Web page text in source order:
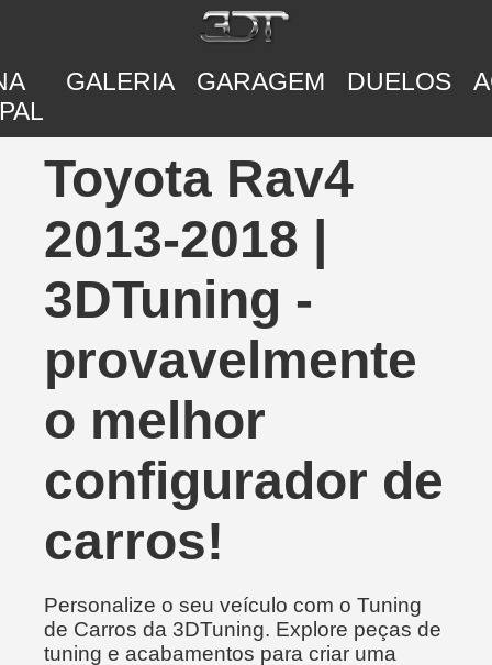
GALERIA GARAGEM DUELOS
Toyota Rav4
2013-2018 |
3DTuning -
provavelmente
o melhor
configurador de
carros!
Personalize o seu veículo com o Tuning
de Carros da 3DTuning. Explore peças de
tuning e acabamentos para criar uma